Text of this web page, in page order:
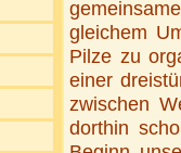
gleichem
Pilze zu
einer
zwischen
dorthin